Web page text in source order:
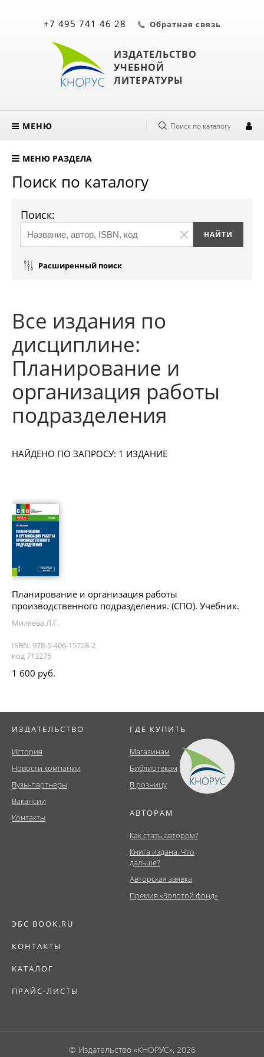
ИЗДАТЕЛЬСТВО
УЧЕБНОЙ
ЛИТЕРАТУРЫ
+7 495 741 46 28 Обратная связь
МЕНЮ Поиск по каталогу
МЕНЮ РАЗДЕЛА
Поиск по каталогу
Поиск:
Расширенный поиск
Все издания по
дисциплине:
Планирование и
организация работы
подразделения
НАЙДЕНО ПО ЗАПРОСУ: 1 ИЗДАНИЕ
Планирование и организация работы
производственного подразделения. (СПО). Учебник.
Миляева Л.Г.
ISBN: 978-5-406-15728-2
код 713275
1 600 руб.
ИЗДАТЕЛЬСТВО
История
Новости компании
Вузы-партнеры
Вакансии
Контакты
ГДЕ КУПИТЬ
Магазинам
Библиотекам
В розницу
АВТОРАМ
Как стать автором?
Книга издана. Что
дальше?
Авторская заявка
Премия «Золотой фонд»
ЭБС BOOK.RU
КОНТАКТЫ
КАТАЛОГ
ПРАЙС-ЛИСТЫ
© Издательство «КНОРУС», 2026